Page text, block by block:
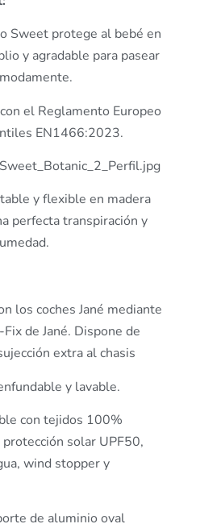
Sweet protege al bebé en
y agradable para pasear
el Reglamento Europeo
EN1466:2023.
y flexible en madera
perfecta transpiración y
los coches Jané mediante
de Jané. Dispone de
extra al chasis
y lavable.
con tejidos 100%
protección solar UPF50,
wind stopper y
de aluminio oval